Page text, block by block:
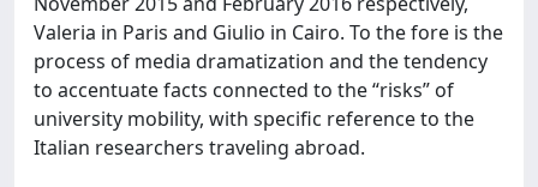
Valeria in Paris and Giulio in Cairo. To the fore is the
process of media dramatization and the tendency
to accentuate facts connected to the “risks” of
university mobility, with specific reference to the
Italian researchers traveling abroad.